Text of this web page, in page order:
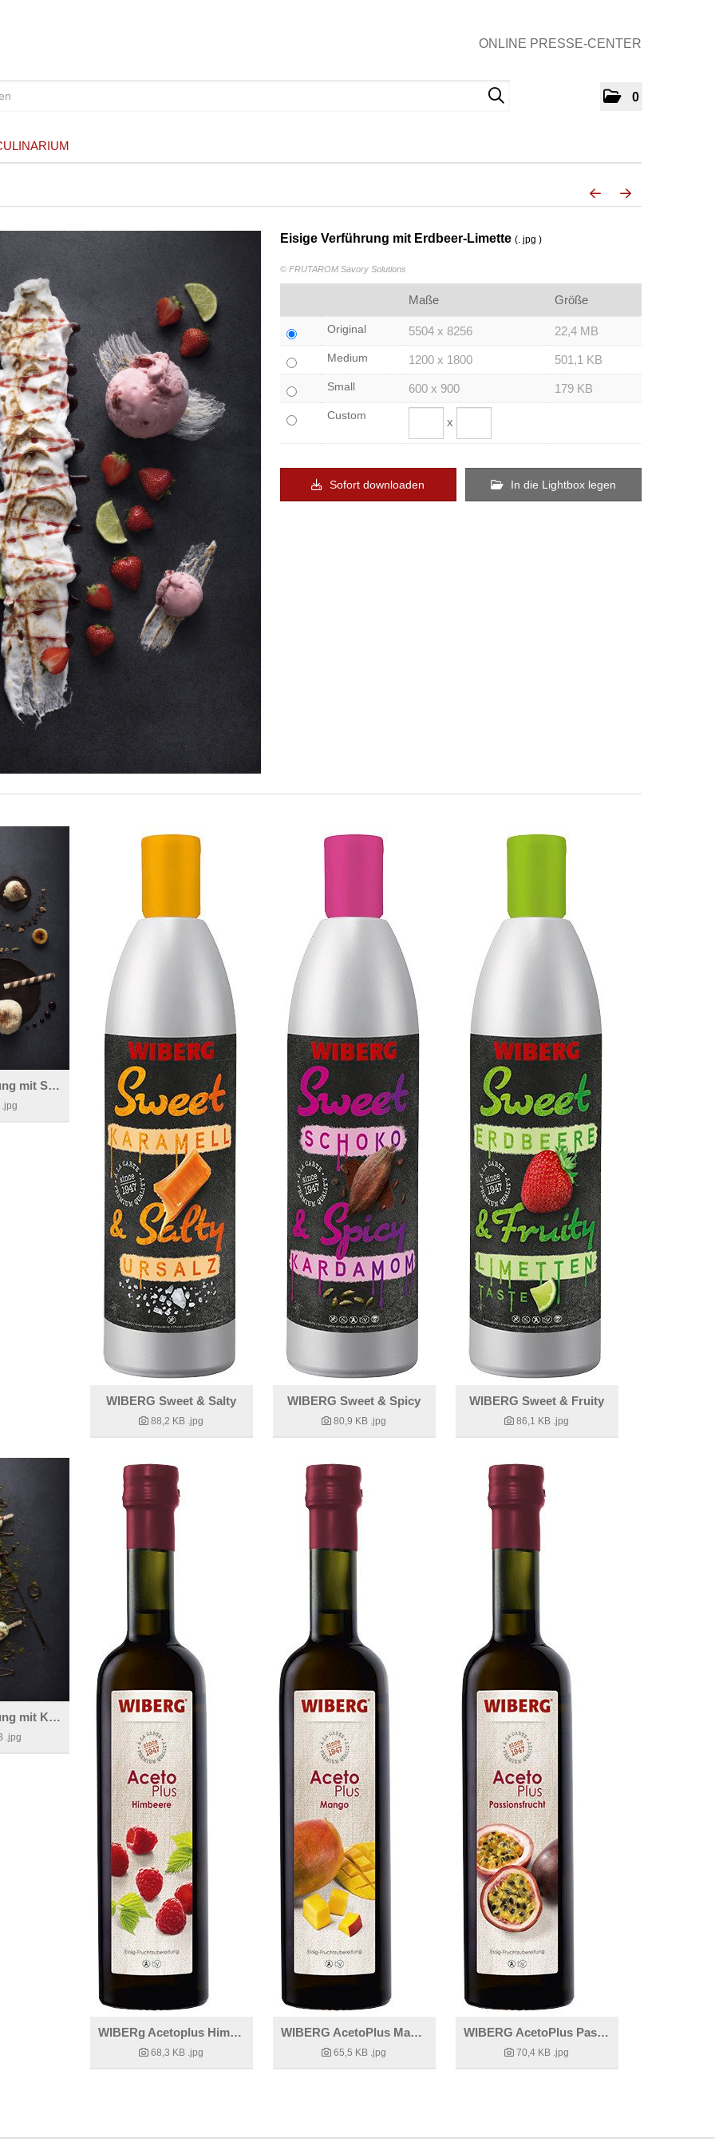
ONLINE PRESSE-CENTER
0
Eisige Verführung mit Erdbeer-Limette (. jpg )
© FRUTAROM Savory Solutions
Maße Größe
Original 5504 x 8256 22,4 MB
Medium 1200 x 1800 501,1 KB
Small 600 x 900 179 KB
Custom x
Sofort downloaden In die Lightbox legen
Eisige Verführung mit Schoko-Kardamom
.jpg
WIBERG Sweet & Salty
88,2 KB .jpg
WIBERG Sweet & Spicy
80,9 KB .jpg
WIBERG Sweet & Fruity
86,1 KB .jpg
Eisige Verführung mit Karamell Ursalz Sauce
.jpg
WIBERg Acetoplus Himbeer
68,3 KB .jpg
WIBERG AcetoPlus Mango
65,5 KB .jpg
WIBERG AcetoPlus Passionsfrucht
70,4 KB .jpg